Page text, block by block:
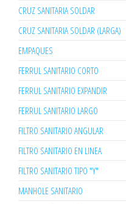
CRUZ SANITARIA SOLDAR
CRUZ SANITARIA SOLDAR (LARGA)
EMPAQUES
FERRUL SANITARIO CORTO
FERRUL SANITARIO EXPANDIR
FERRUL SANITARIO LARGO
FILTRO SANITARIO ANGULAR
FILTRO SANITARIO EN LINEA
FILTRO SANITARIO TIPO "Y"
MANHOLE SANITARIO